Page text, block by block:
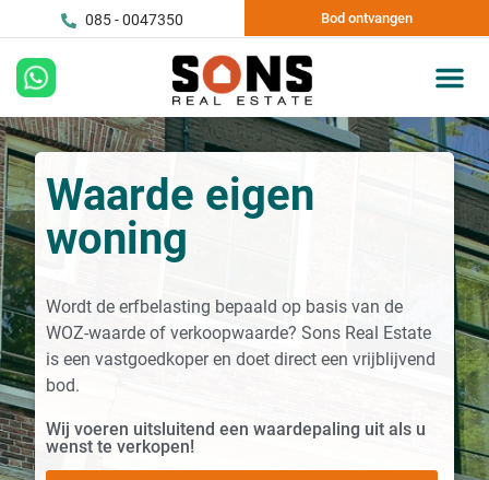
085 - 0047350 Bod ontvangen
Waarde eigen
woning
Wordt de erfbelasting bepaald op basis van de
WOZ-waarde of verkoopwaarde? Sons Real Estate
is een vastgoedkoper en doet direct een vrijblijvend
bod.
Wij voeren uitsluitend een waardepaling uit als u
wenst te verkopen!